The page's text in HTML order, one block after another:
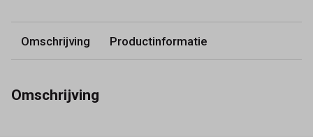
Omschrijving Productinformatie
Omschrijving